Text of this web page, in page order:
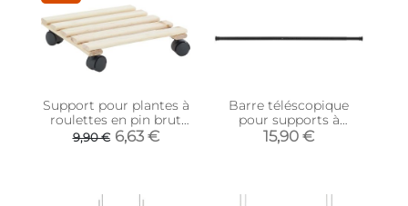
Support pour plantes à
roulettes en pin brut
(Carré)
9,90 € 6,63 €
Barre téléscopique
pour supports à
plantes (116 cm)
15,90 €